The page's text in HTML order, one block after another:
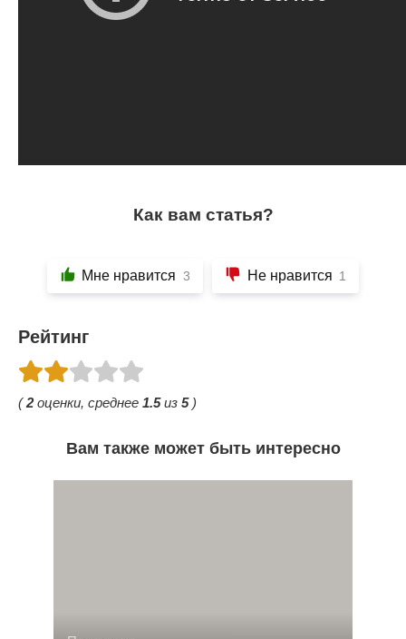
Как вам статья?
Мне нравится 3 Не нравится 1
Рейтинг
(2оценки, среднее 1.5из 5)
Вам также может быть интересно